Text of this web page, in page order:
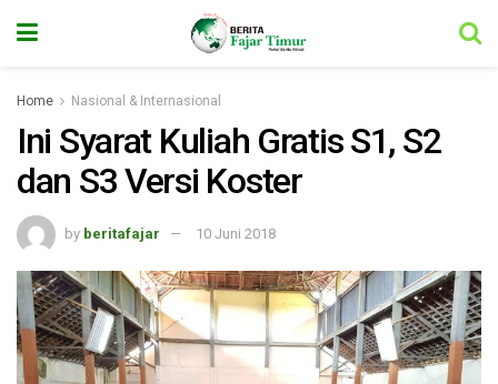
Home Nasional & Internasional
Ini Syarat Kuliah Gratis S1, S2
dan S3 Versi Koster
by beritafajar 10 Juni 2018